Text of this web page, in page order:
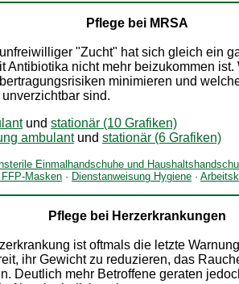
Pflege bei MRSA
"Zucht" hat sich gleich ein
Antibiotika nicht mehr beizukommen
minimieren und
sind.
und stationär (10 Grafiken)
ambulantund stationär (6 Grafiken)
Einmalhandschuhe und
Masken · Dienstanweisung Hygiene ·
Pflege bei Herzerkrankungen
ist oftmals die letzte
ihr Gewicht zu reduzieren, das
Deutlich mehr Betroffene geraten